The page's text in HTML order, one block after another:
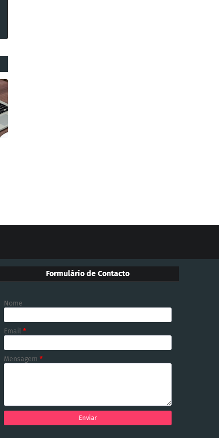
Formulário de Contacto
Nome
Email *
Mensagem *